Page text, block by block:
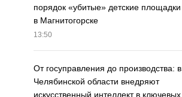
порядок «убитые» детские площадки
в Магнитогорске
13:50
От госуправления до производства: в
Челябинской области внедряют
искусственный интеллект в ключевых